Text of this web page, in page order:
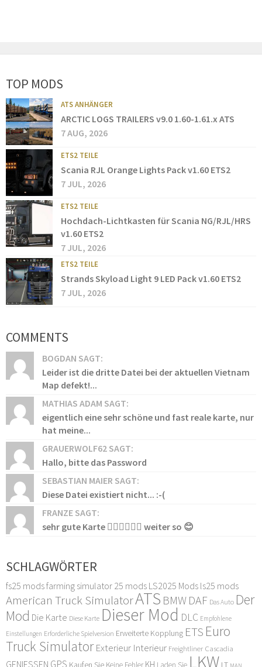
TOP MODS
ATS ANHÄNGER
ARCTIC LOGS TRAILERS v9.0 1.60-1.61.x ATS
7 AUG, 2026
ETS2 TEILE
Scania RJL Orange Lights Pack v1.60 ETS2
7 JUL, 2026
ETS2 TEILE
Hochdach-Lichtkasten für Scania NG/RJL/HRS
v1.60 ETS2
7 JUL, 2026
ETS2 TEILE
Strands Skyload Light 9 LED Pack v1.60 ETS2
7 JUL, 2026
COMMENTS
BOGDAN SAGT:
Leider ist die dritte Datei bei der aktuellen Vietnam
Map defekt!...
MATHIAS ADAM SAGT:
eigentlich eine sehr schöne und fast reale karte, nur
hat meine...
GRAUERWOLF62 SAGT:
Hallo, bitte das Password
SEBASTIAN MAIER SAGT:
Diese Datei existiert nicht... :-(
FRANZE SAGT:
sehr gute Karte 👍🏻👍🏻👍🏻 weiter so 😊
SCHLAGWÖRTER
fs25 modsfarming simulator 25 mods LS2025 Mods ls25 mods
American Truck SimulatorATS BMW DAF Das Auto Der
Mod Die Karte Diese Karte Dieser Mod DLC Empfohlene
Einstellungen Erforderliche Spielversion Erweiterte Kopplung ETS Euro
Truck Simulator Exterieur Interieur Freightliner Cascadia
GENIESSEN GPS Kaufen Sie KH LKW LT